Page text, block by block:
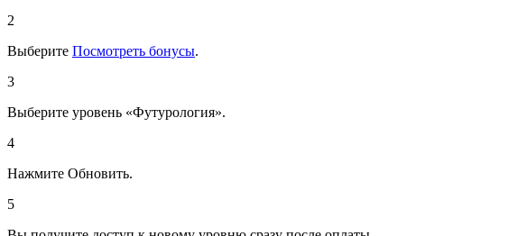
2
Выберите Посмотреть бонусы.
3
Выберите уровень «Футурология».
4
Нажмите Обновить.
5